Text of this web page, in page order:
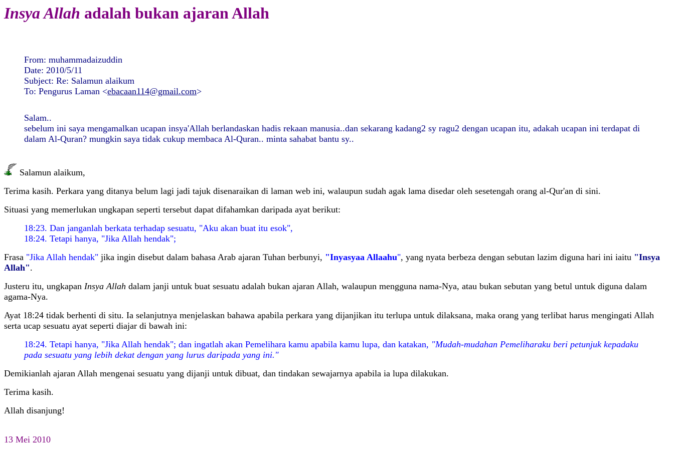
Insya Allah adalah bukan ajaran Allah
From: muhammadaizuddin
Date: 2010/5/11
Subject: Re: Salamun alaikum
To: Pengurus Laman <ebacaan114@gmail.com>
Salam..
sebelum ini saya mengamalkan ucapan insya'Allah berlandaskan hadis rekaan manusia..dan sekarang kadang2 sy ragu2 dengan ucapan itu, adakah ucapan ini terdapat di
dalam Al-Quran? mungkin saya tidak cukup membaca Al-Quran.. minta sahabat bantu sy..
Salamun alaikum,
Terima kasih. Perkara yang ditanya belum lagi jadi tajuk disenaraikan di laman web ini, walaupun sudah agak lama disedar oleh sesetengah orang al-Qur'an di sini.
Situasi yang memerlukan ungkapan seperti tersebut dapat difahamkan daripada ayat berikut:
18:23. Dan janganlah berkata terhadap sesuatu, "Aku akan buat itu esok",
18:24. Tetapi hanya, "Jika Allah hendak";
Frasa "Jika Allah hendak" jika ingin disebut dalam bahasa Arab ajaran Tuhan berbunyi, "Inyasyaa Allaahu", yang nyata berbeza dengan sebutan lazim diguna hari ini iaitu "Insya
Allah".
Justeru itu, ungkapan Insya Allah dalam janji untuk buat sesuatu adalah bukan ajaran Allah, walaupun mengguna nama-Nya, atau bukan sebutan yang betul untuk diguna dalam
agama-Nya.
Ayat 18:24 tidak berhenti di situ. Ia selanjutnya menjelaskan bahawa apabila perkara yang dijanjikan itu terlupa untuk dilaksana, maka orang yang terlibat harus mengingati Allah
serta ucap sesuatu ayat seperti diajar di bawah ini:
18:24. Tetapi hanya, "Jika Allah hendak"; dan ingatlah akan Pemelihara kamu apabila kamu lupa, dan katakan, "Mudah-mudahan Pemeliharaku beri petunjuk kepadaku
pada sesuatu yang lebih dekat dengan yang lurus daripada yang ini."
Demikianlah ajaran Allah mengenai sesuatu yang dijanji untuk dibuat, dan tindakan sewajarnya apabila ia lupa dilakukan.
Terima kasih.
Allah disanjung!
13 Mei 2010